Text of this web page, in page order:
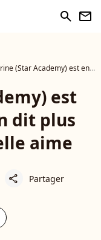
search newsletter
Academy) est en couple : elle en dit plus sur l'homme qu'elle aime
est
dit plus
aime
share Partager